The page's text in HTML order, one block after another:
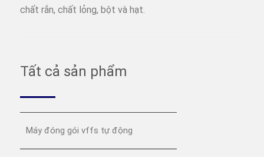
chất rắn, chất lỏng, bột và hạt.
Tất cả sản phẩm
Máy đóng gói vffs tự động